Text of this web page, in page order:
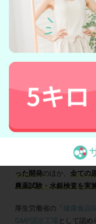
ベ
の
ベルタママリズムでは、
て摂取することができます
サプリだけで補うことが
また、安全性を確保をす
った開発のほか、 全ての
農薬試験・水銀検査を実
厚生労働省の「 健康食品
GMP認定工場 として認め